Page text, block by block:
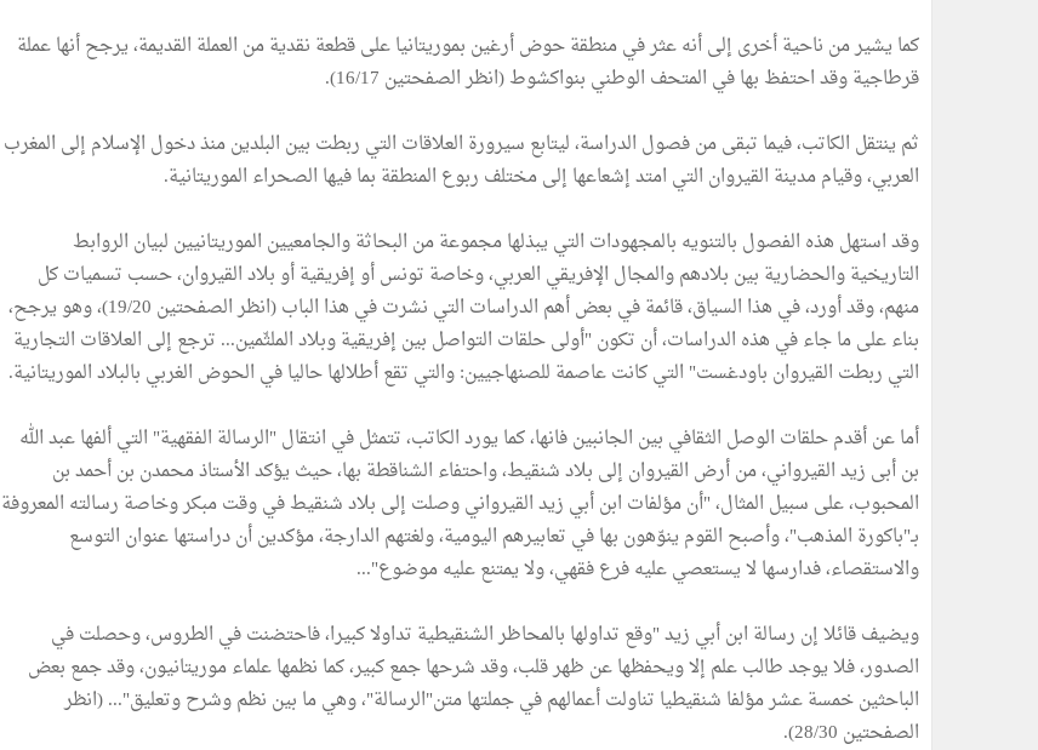
كما يشير من ناحية أخرى إلى أنه عثر في منطقة حوض أرغين بموريتانيا على قطعة نقدية من العملة القديمة، يرجح أنها عملة
قرطاجية وقد احتفظ بها في المتحف الوطني بنواكشوط (انظر الصفحتين 16/17).
ثم ينتقل الكاتب، فيما تبقى من فصول الدراسة، ليتابع سيرورة العلاقات التي ربطت بين البلدين منذ دخول الإسلام إلى المغرب
العربي، وقيام مدينة القيروان التي امتد إشعاعها إلى مختلف ربوع المنطقة بما فيها الصحراء الموريتانية.
وقد استهل هذه الفصول بالتنويه بالمجهودات التي يبذلها مجموعة من البحاثة والجامعيين الموريتانيين لبيان الروابط
التاريخية والحضارية بين بلادهم والمجال الإفريقي العربي، وخاصة تونس أو إفريقية أو بلاد القيروان، حسب تسميات كل
منهم، وقد أورد، في هذا السياق، قائمة في بعض أهم الدراسات التي نشرت في هذا الباب (انظر الصفحتين 19/20)، وهو يرجح،
بناء على ما جاء في هذه الدراسات، أن تكون "أولى حلقات التواصل بين إفريقية وبلاد الملثّمين... ترجع إلى العلاقات التجارية
التي ربطت القيروان باودغست" التي كانت عاصمة للصنهاجيين: والتي تقع أطلالها حاليا في الحوض الغربي بالبلاد الموريتانية.
أما عن أقدم حلقات الوصل الثقافي بين الجانبين فانها، كما يورد الكاتب، تتمثل في انتقال "الرسالة الفقهية" التي ألفها عبد الله
بن أبى زيد القيرواني، من أرض القيروان إلى بلاد شنقيط، واحتفاء الشناقطة بها، حيث يؤكد الأستاذ محمدن بن أحمد بن
المحبوب، على سبيل المثال، "أن مؤلفات ابن أبي زيد القيرواني وصلت إلى بلاد شنقيط في وقت مبكر وخاصة رسالته المعروفة
بـ"باكورة المذهب"، وأصبح القوم ينوّهون بها في تعابيرهم اليومية، ولغتهم الدارجة، مؤكدين أن دراستها عنوان التوسع
والاستقصاء، فدارسها لا يستعصي عليه فرع فقهي، ولا يمتنع عليه موضوع"...
ويضيف قائلا إن رسالة ابن أبي زيد "وقع تداولها بالمحاظر الشنقيطية تداولا كبيرا، فاحتضنت في الطروس، وحصلت في
الصدور، فلا يوجد طالب علم إلا ويحفظها عن ظهر قلب، وقد شرحها جمع كبير، كما نظمها علماء موريتانيون، وقد جمع بعض
الباحثين خمسة عشر مؤلفا شنقيطيا تناولت أعمالهم في جملتها متن"الرسالة"، وهي ما بين نظم وشرح وتعليق"... (انظر
الصفحتين 28/30).